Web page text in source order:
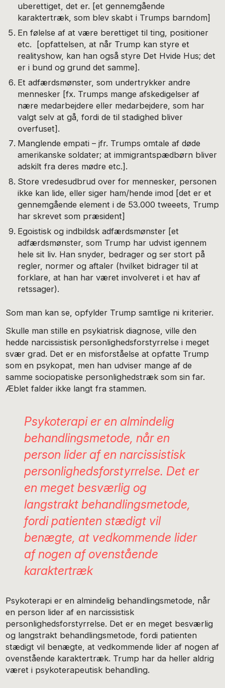
uberettiget, det er. [et gennemgående
karaktertræk, som blev skabt i Trumps barndom]
En følelse af at være berettiget til ting, positioner
etc. [opfattelsen, at når Trump kan styre et
realityshow, kan han også styre Det Hvide Hus; det
er i bund og grund det samme].
Et adfærdsmønster, som undertrykker andre
mennesker [fx. Trumps mange afskedigelser af
nære medarbejdere eller medarbejdere, som har
valgt selv at gå, fordi de til stadighed bliver
overfuset].
Manglende empati – jfr. Trumps omtale af døde
amerikanske soldater; at immigrantspædbørn bliver
adskilt fra deres mødre etc.].
Store vredesudbrud over for mennesker, personen
ikke kan lide, eller siger ham/hende imod [det er et
gennemgående element i de 53.000 tweeets, Trump
har skrevet som præsident]
Egoistisk og indbildsk adfærdsmønster [et
adfærdsmønster, som Trump har udvist igennem
hele sit liv. Han snyder, bedrager og ser stort på
regler, normer og aftaler (hvilket bidrager til at
forklare, at han har været involveret i et hav af
retssager).
Som man kan se, opfylder Trump samtlige ni kriterier.
Skulle man stille en psykiatrisk diagnose, ville den
hedde narcissistisk personlighedsforstyrrelse i meget
svær grad. Det er en misforståelse at opfatte Trump
som en psykopat, men han udviser mange af de
samme sociopatiske personlighedstræk som sin far.
Æblet falder ikke langt fra stammen.
Psykoterapi er en almindelig
behandlingsmetode, når en
person lider af en narcissistisk
personlighedsforstyrrelse. Det er
en meget besværlig og
langstrakt behandlingsmetode,
fordi patienten stædigt vil
benægte, at vedkommende lider
af nogen af ovenstående
karaktertræk
Psykoterapi er en almindelig behandlingsmetode, når
en person lider af en narcissistisk
personlighedsforstyrrelse. Det er en meget besværlig
og langstrakt behandlingsmetode, fordi patienten
stædigt vil benægte, at vedkommende lider af nogen af
ovenstående karaktertræk. Trump har da heller aldrig
været i psykoterapeutisk behandling.